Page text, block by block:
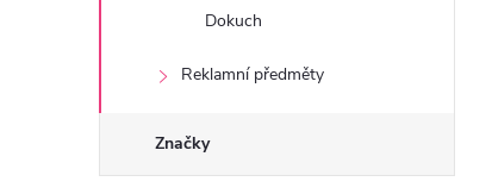
Dokuch
Reklamní předměty
Značky